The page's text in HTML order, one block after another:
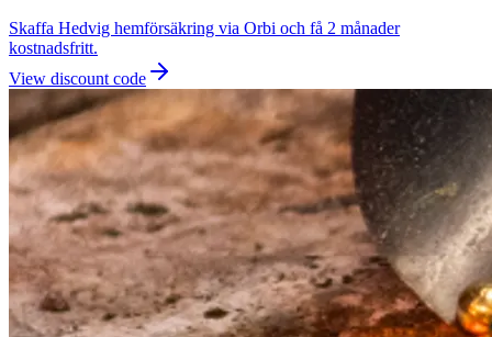
Skaffa Hedvig hemförsäkring via Orbi och få 2 månader
kostnadsfritt.
View discount code